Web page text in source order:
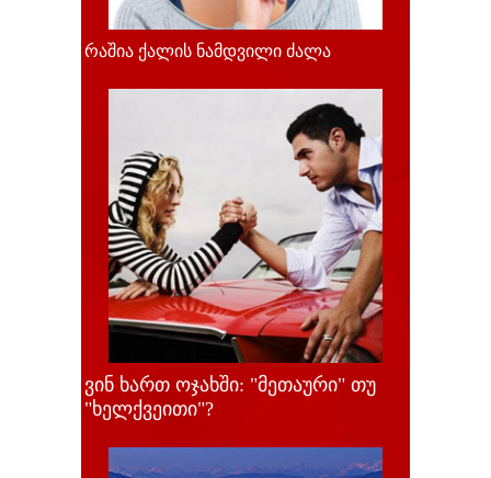
რაშია ქალის ნამდვილი ძალა
ვინ ხართ ოჯახში: "მეთაური" თუ
"ხელქვეითი"?